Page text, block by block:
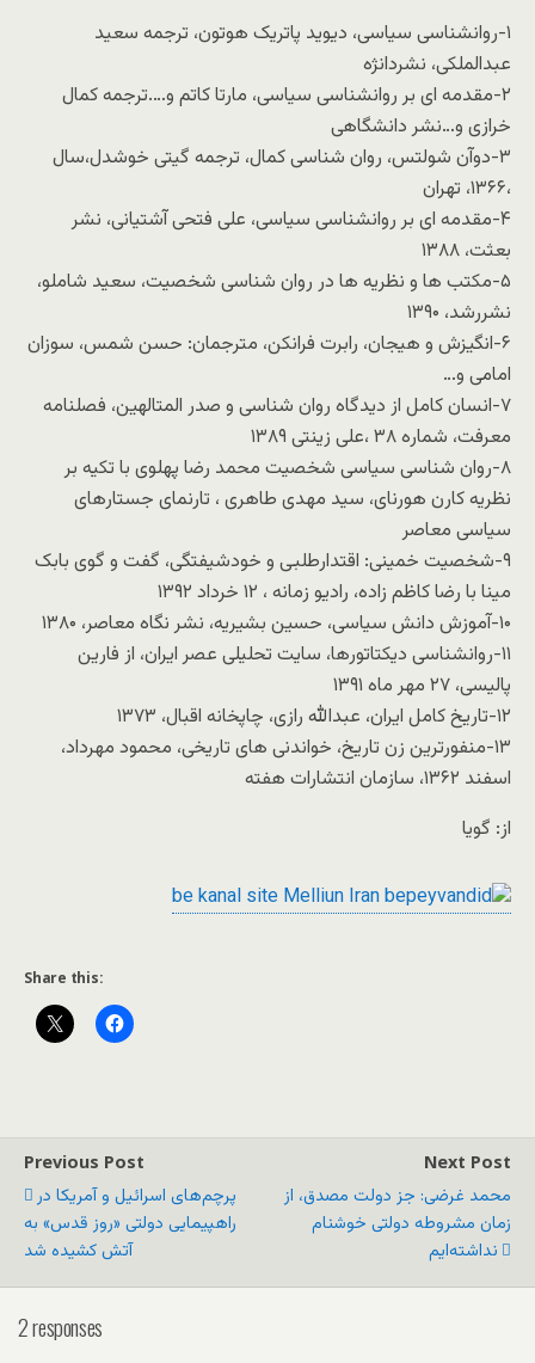
۱-روانشناسی سیاسی، دیوید پاتریک هوتون، ترجمه سعید
عبدالملکی، نشردانژه
۲-مقدمه ای بر روانشناسی سیاسی، مارتا کاتم و….ترجمه کمال
خرازی و…نشر دانشگاهی
۳-دوآن شولتس، روان شناسی کمال، ترجمه گیتی خوشدل،سال
،۱۳۶۶، تهران
۴-مقدمه ای بر روانشناسی سیاسی، علی فتحی آشتیانی، نشر
بعثت، ۱۳۸۸
۵-مکتب ها و نظریه ها در روان شناسی شخصیت، سعید شاملو،
نشررشد، ۱۳۹۰
۶-انگیزش و هیجان، رابرت فرانکن، مترجمان: حسن شمس، سوزان
امامی و…
۷-انسان کامل از دیدگاه روان شناسی و صدر المتالهین، فصلنامه
معرفت، شماره ۳۸ ،علی زینتی ۱۳۸۹
۸-روان شناسی سیاسی شخصیت محمد رضا پهلوی با تکیه بر
نظریه کارن هورنای، سید مهدی طاهری ، تارنمای جستارهای
سیاسی معاصر
۹-شخصیت خمینی: اقتدارطلبی و خودشیفتگی، گفت و گوی بابک
مینا با رضا کاظم زاده، رادیو زمانه ، ۱۲ خرداد ۱۳۹۲
۱۰-آموزش دانش سیاسی، حسین بشیریه، نشر نگاه معاصر، ۱۳۸۰
۱۱-روانشناسی دیکتاتورها، سایت تحلیلی عصر ایران، از فارین
پالیسی، ۲۷ مهر ماه ۱۳۹۱
۱۲-تاریخ کامل ایران، عبدالله رازی، چاپخانه اقبال، ۱۳۷۳
۱۳-منفورترین زن تاریخ، خواندنی های تاریخی، محمود مهرداد،
اسفند ۱۳۶۲، سازمان انتشارات هفته
از: گویا
Share this:
Previous Post
پرچم‌های اسرائیل و آمریکا در
راهپیمایی دولتی «روز قدس» به
آتش کشیده شد
Next Post
محمد غرضی: جز دولت مصدق، از
زمان مشروطه دولتی خوشنام
نداشته‌ایم
2 responses